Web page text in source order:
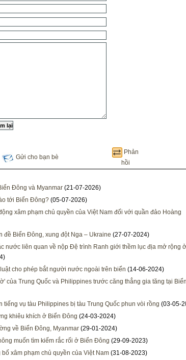
Gửi cho bạn bè
Phản
hồi
Đông và Myanmar (21-07-2026)
tới Biển Đông? (05-07-2026)
xâm phạm chủ quyền của Việt Nam đối với quần đảo Hoàng
đề Biển Đông, xung đột Nga – Ukraine (27-07-2024)
nước liên quan về nộp Đệ trình Ranh giới thềm lục địa mở rộng
cho phép bắt người nước ngoài trên biển (14-06-2024)
của Trung Quốc và Philippines trước căng thẳng gia tăng tại Biển
tiếng vụ tàu Philippines bị tàu Trung Quốc phun vòi rồng (03-05-
khiêu khích ở Biển Đông (24-03-2024)
về Biển Đông, Myanmar (29-01-2024)
muốn tìm kiếm rắc rối ở Biển Đông (29-09-2023)
xâm phạm chủ quyền của Việt Nam (31-08-2023)